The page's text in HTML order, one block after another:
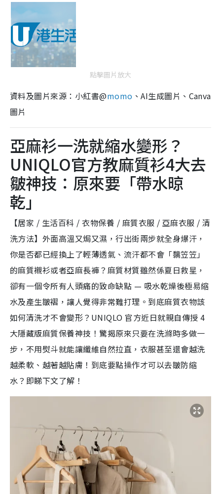
點擊圖片放大
資料及圖片來源：小紅書@momo 、AI生成圖片、Canva
圖片
亞麻衫一洗就縮水變形？
UNIQLO官方教麻質衫4大去
皺神技：原來要「帶水晾
乾」
【居家 / 生活百科 / 衣物保養 / 麻質衣服 / 亞麻衣服 / 清
洗方法】外面高溫又焗又濕，行出街兩步就全身爆汗，
你是否都已經換上了輕薄透氣、流汗都不會「黐笠笠」
的麻質襯衫或者亞麻長褲？麻質材質雖然係夏日救星，
卻有一個令所有人頭痛的致命缺點 — 吸水乾燥後極易縮
水及產生皺褶，讓人覺得非常難打理。到底麻質衣物該
如何清洗才不會變形？UNIQLO 官方近日就親自傳授 4
大隱藏版麻質保養神技！驚揭原來只要在洗滌時多做一
步，不用熨斗就能讓纖維自然拉直，衣服甚至還會越洗
越柔軟、越著越貼膚！到底要點操作才可以去皺防縮
水？即睇下文了解！